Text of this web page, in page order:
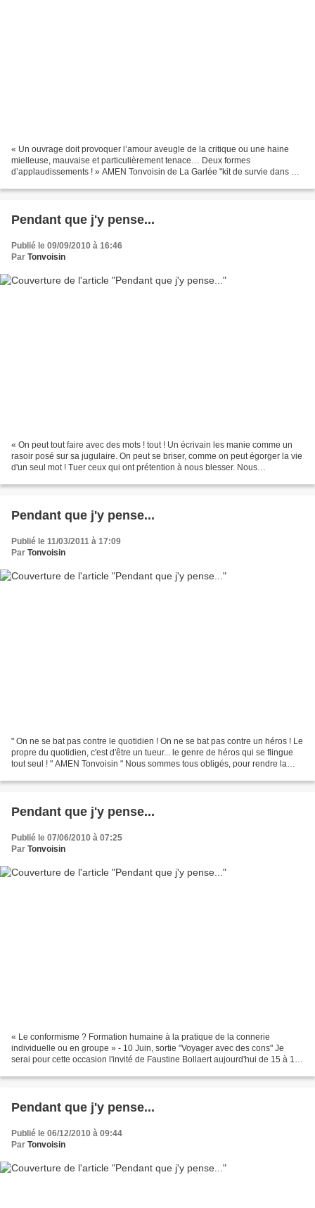
« Un ouvrage doit provoquer l’amour aveugle de la critique ou une haine
mielleuse, mauvaise et particulièrement tenace… Deux formes
d’applaudissements ! » AMEN Tonvoisin de La Garlée "kit de survie dans un
Pendant que j'y pense...
Publié le 09/09/2010 à 16:46
Par Tonvoisin
« On peut tout faire avec des mots ! tout ! Un écrivain les manie comme un
rasoir posé sur sa jugulaire. On peut se briser, comme on peut égorger la vie
d'un seul mot ! Tuer ceux qui ont prétention à nous blesser. Nous
Pendant que j'y pense...
Publié le 11/03/2011 à 17:09
Par Tonvoisin
" On ne se bat pas contre le quotidien ! On ne se bat pas contre un héros ! Le
propre du quotidien, c'est d'être un tueur... le genre de héros qui se flingue
tout seul ! " AMEN Tonvoisin " Nous sommes tous obligés, pour rendre la
Pendant que j'y pense...
Publié le 07/06/2010 à 07:25
Par Tonvoisin
« Le conformisme ? Formation humaine à la pratique de la connerie
individuelle ou en groupe » - 10 Juin, sortie "Voyager avec des cons" Je
serai pour cette occasion l'invité de Faustine Bollaert aujourd'hui de 15 à 16
Pendant que j'y pense...
Publié le 06/12/2010 à 09:44
Par Tonvoisin